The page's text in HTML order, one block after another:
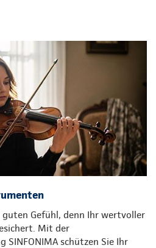
Gefühl, denn Ihr wertvoller
Mit der
SINFONIMA schützen Sie Ihr